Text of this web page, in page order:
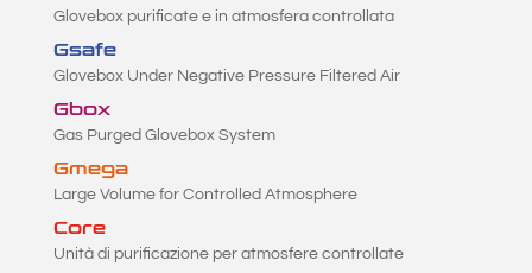
Glovebox purificate e in atmosfera controllata
Gsafe
Glovebox Under Negative Pressure Filtered Air
Gbox
Gas Purged Glovebox System
Gmega
Large Volume for Controlled Atmosphere
Core
Unità di purificazione per atmosfere controllate